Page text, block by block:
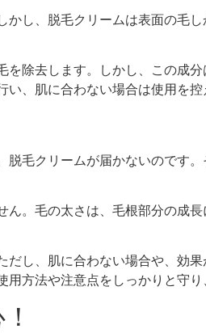
し、脱毛クリームは表面の毛
除去します。しかし、この成
、肌に合わない場合は使用を控
毛クリームが届かないのです
。毛の太さは、毛根部分の成
し、肌に合わない場合や、効
方法や注意点をしっかりと守